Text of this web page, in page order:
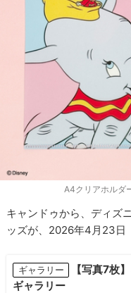
A4クリアホルダ
キャンドゥから、ディズ
ッズが、2026年4月23日
ギャラリー
【写真7枚
ギャラリー